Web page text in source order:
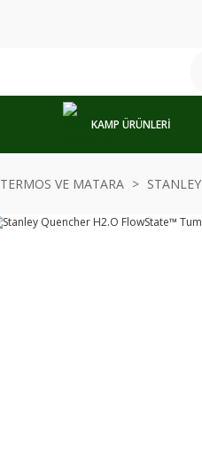
KAMP ÜRÜNLERİ
TERMOS VE MATARA STANLEY